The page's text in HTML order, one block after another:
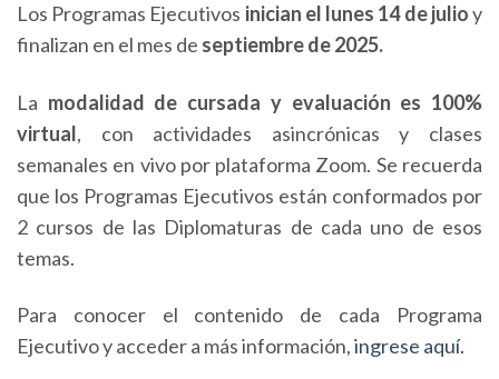
Los Programas Ejecutivos inician el lunes 14 de julioy
finalizan en el mes de septiembre de 2025.
La modalidad de cursada y evaluación es 100%
virtual, con actividades asincrónicas y clases
semanales en vivo por plataforma Zoom. Se recuerda
que los Programas Ejecutivos están conformados por
2 cursos de las Diplomaturas de cada uno de esos
temas.
Para conocer el contenido de cada Programa
Ejecutivo y acceder a más información,ingrese aquí.